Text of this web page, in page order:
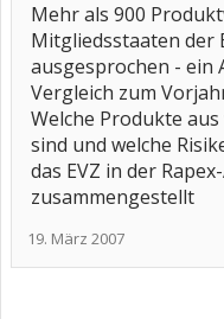
Mehr als 900
Mitgliedsstaaten der
ausgesprochen - ein
Vergleich zum
Welche Produkte
sind und welche
das EVZ in der
zusammengestellt
19. März 2007